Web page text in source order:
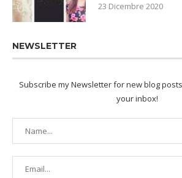
23 Dicembre 2020
NEWSLETTER
Subscribe my Newsletter for new blog
your inbox!